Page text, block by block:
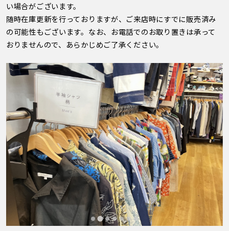
い場合がございます。
随時在庫更新を行っておりますが、ご来店時にすでに販売済み
の可能性もございます。なお、お電話でのお取り置きは承って
おりませんので、あらかじめご了承ください。